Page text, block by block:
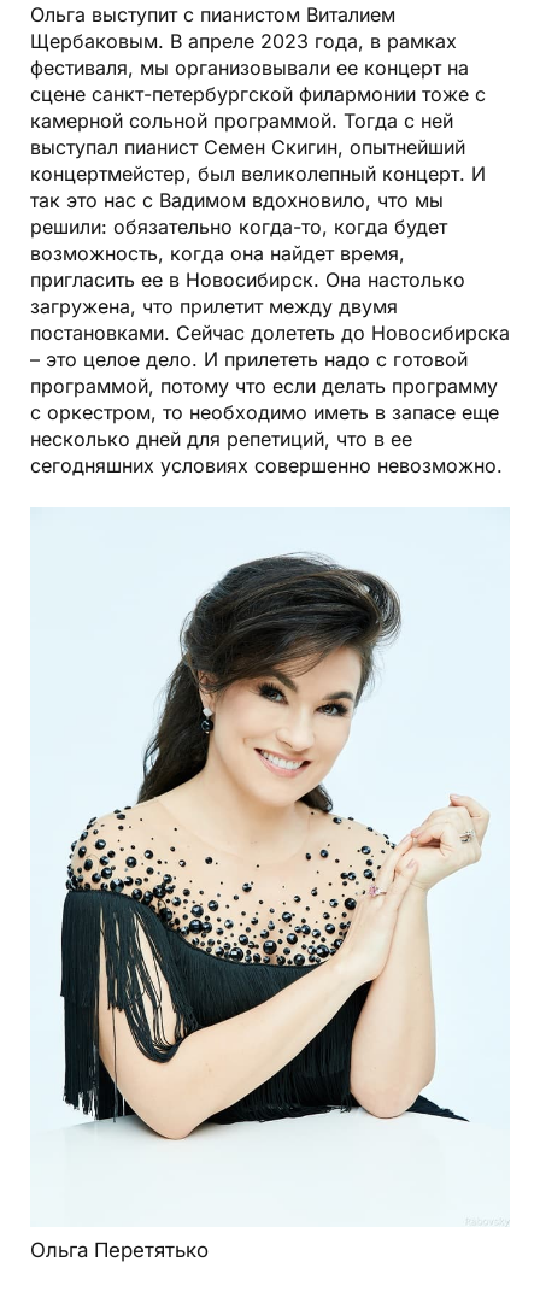
Ольга выступит с пианистом Виталием
Щербаковым. В апреле 2023 года, в рамках
фестиваля, мы организовывали ее концерт на
сцене санкт-петербургской филармонии тоже с
камерной сольной программой. Тогда с ней
выступал пианист Семен Скигин, опытнейший
концертмейстер, был великолепный концерт. И
так это нас с Вадимом вдохновило, что мы
решили: обязательно когда-то, когда будет
возможность, когда она найдет время,
пригласить ее в Новосибирск. Она настолько
загружена, что прилетит между двумя
постановками. Сейчас долететь до Новосибирска
– это целое дело. И прилететь надо с готовой
программой, потому что если делать программу
с оркестром, то необходимо иметь в запасе еще
несколько дней для репетиций, что в ее
сегодняшних условиях совершенно невозможно.
Ольга Перетятько